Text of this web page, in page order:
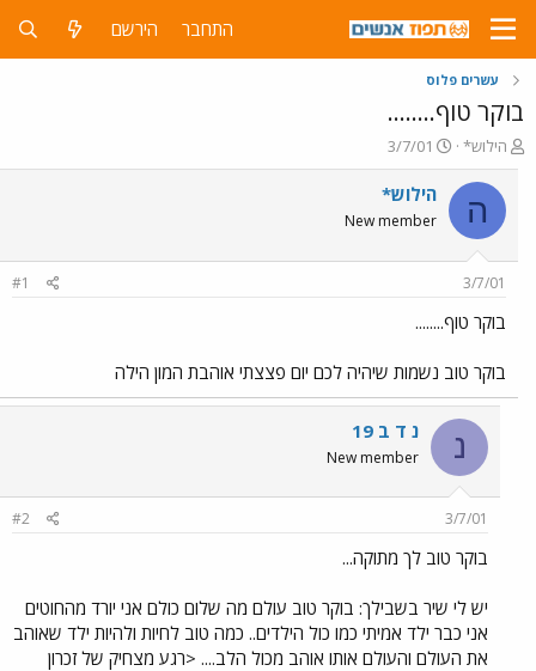
התחבר הירשם
עשרים פלוס
בוקר טוף........
פ
ו
ת
ח
ה
ש
א
הילוש*
פ
ו
ר
ם
3/7/01
ה הילוש*
New member
3/7/01
#1
בוקר טוף........
בוקר טוב נשמות שיהיה לכם יום פצצתי אוהבת המון הילה
נ נ ד ב 19
New member
3/7/01
#2
בוקר טוב לך מתוקה...
יש לי שיר בשבילך: בוקר טוב עולם מה שלום כולם אני יורד מהחוטים
אני כבר ילד אמיתי כמו כול הילדים.. כמה טוב לחיות ולהיות ילד שאוהב
את העולם והעולם אותו אוהב מכול הלב.... <רגע מצחיק של זכרון